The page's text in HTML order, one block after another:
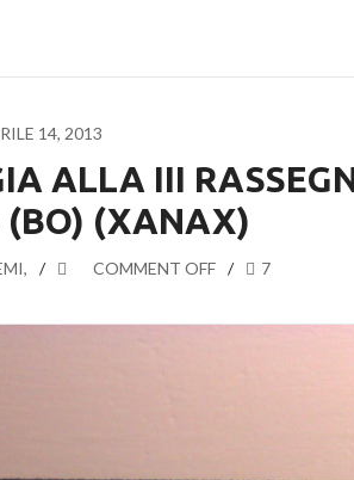
14, 2013
ALLA III
(BO) (XANAX)
, COMMENT OFF 7